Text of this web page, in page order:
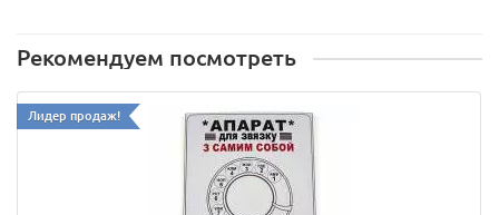
Рекомендуем посмотреть
Лидер продаж!